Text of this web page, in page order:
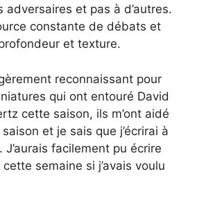
adversaires et pas à d’autres.
constante de débats et
et texture.
reconnaissant pour
qui ont entouré David
cette saison, ils m’ont aidé
et je sais que j’écrirai à
J’aurais facilement pu écrire
cette semaine si j’avais voulu